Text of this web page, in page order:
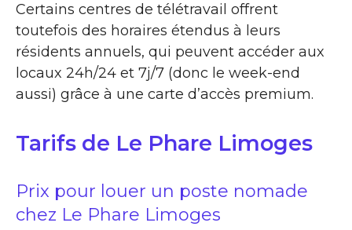
Certains centres de télétravail offrent
toutefois des horaires étendus à leurs
résidents annuels, qui peuvent accéder aux
locaux 24h/24 et 7j/7 (donc le week-end
aussi) grâce à une carte d’accès premium.
Tarifs de Le Phare Limoges
Prix pour louer un poste nomade
chez Le Phare Limoges